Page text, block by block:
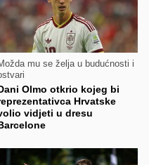
mu se želja u budućnosti i
Olmo otkrio kojeg bi
Hrvatske
vidjeti u dresu